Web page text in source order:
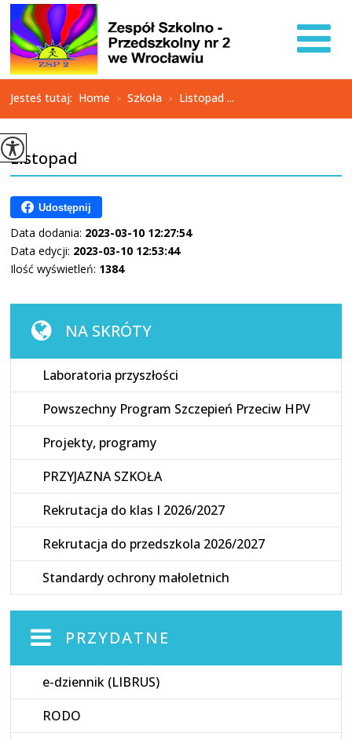
Jesteś tutaj: Home > Szkoła > Listopad ...
Listopad
Udostępnij
Data dodania: 2023-03-10 12:27:54
Data edycji: 2023-03-10 12:53:44
Ilość wyświetleń: 1384
NA SKRÓTY
Laboratoria przyszłości
Powszechny Program Szczepień Przeciw HPV
Projekty, programy
PRZYJAZNA SZKOŁA
Rekrutacja do klas I 2026/2027
Rekrutacja do przedszkola 2026/2027
Standardy ochrony małoletnich
PRZYDATNE
e-dziennik (LIBRUS)
RODO